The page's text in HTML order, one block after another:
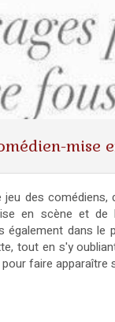
mise
des
en scène et de
également dans
tout en s'y
faire apparaître